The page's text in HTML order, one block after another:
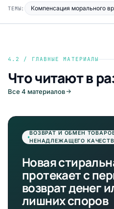
ТЕМЫ:
Компенсация морального
4.2 / ГЛАВНЫЕ МАТЕРИАЛЫ
Что читают в
Все 4 материалов
ВОЗВРАТ И ОБМЕН
НЕНАДЛЕЖАЩЕГО
Новая
протекает с
возврат денег
лишних споров